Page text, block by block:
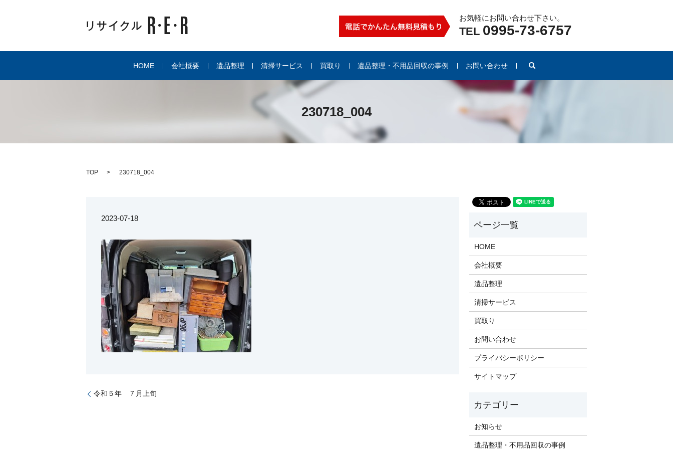
お気軽にお問い合わせ下さい。
TEL 0995-73-6757
HOME 会社概要 遺品整理 清掃サービス 買取り 遺品整理・不用品回収の事例 お問い合わせ
230718_004
TOP 230718_004
2023-07-18
令和５年 ７月上旬
HOME
会社概要
遺品整理
清掃サービス
買取り
お問い合わせ
プライバシーポリシー
サイトマップ
お知らせ
遺品整理・不用品回収の事例